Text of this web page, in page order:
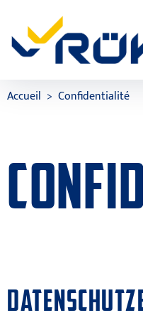
Accueil Confidentialité